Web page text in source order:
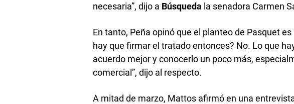
necesaria”, dijo a Búsqueda la senadora Carmen
En tanto, Peña opinó que el planteo de Pasquet
hay que firmar el tratado entonces? No. Lo que
acuerdo mejor y conocerlo un poco más,
comercial”, dijo al respecto.
A mitad de marzo, Mattos afirmó en una